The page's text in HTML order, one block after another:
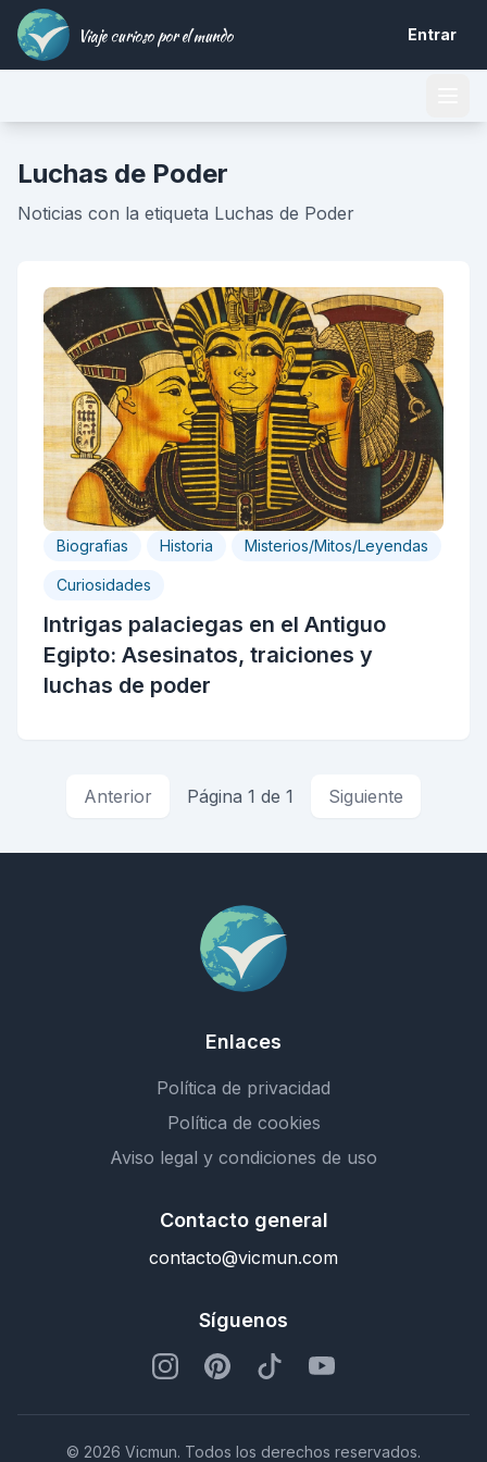
Viaje curioso por el mundo Entrar
Luchas de Poder
Noticias con la etiqueta Luchas de Poder
Biografias Historia Misterios/Mitos/Leyendas
Curiosidades
Intrigas palaciegas en el Antiguo
Egipto: Asesinatos, traiciones y
luchas de poder
Anterior Página 1 de 1 Siguiente
Enlaces
Política de privacidad
Política de cookies
Aviso legal y condiciones de uso
Contacto general
contacto@vicmun.com
Síguenos
© 2026 Vicmun. Todos los derechos reservados.